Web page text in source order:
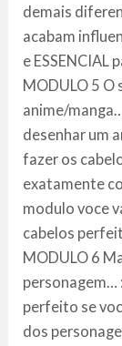
demais
acabam
e ESSENCIAL
MODULO 5 O
anime/
desenhar um
fazer os
exatamente
modulo voce
cabelos
MODULO 6
personagem…
perfeito se
dos